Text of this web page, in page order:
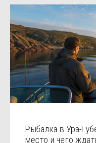
Рыбалка в Ура-
место и чего